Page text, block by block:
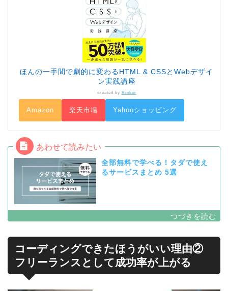
ほんの一手間で劇的に変わるHTML & CSSとWebデザイ
ン実践講座
created by Rinker
Amazon 楽天市場 Yahooショッピング
全部無料で学べる！タダで使え
るサービスまとめ 5選
コーディングできたほうがいい理由②
フリーランスとして成功率が上がる